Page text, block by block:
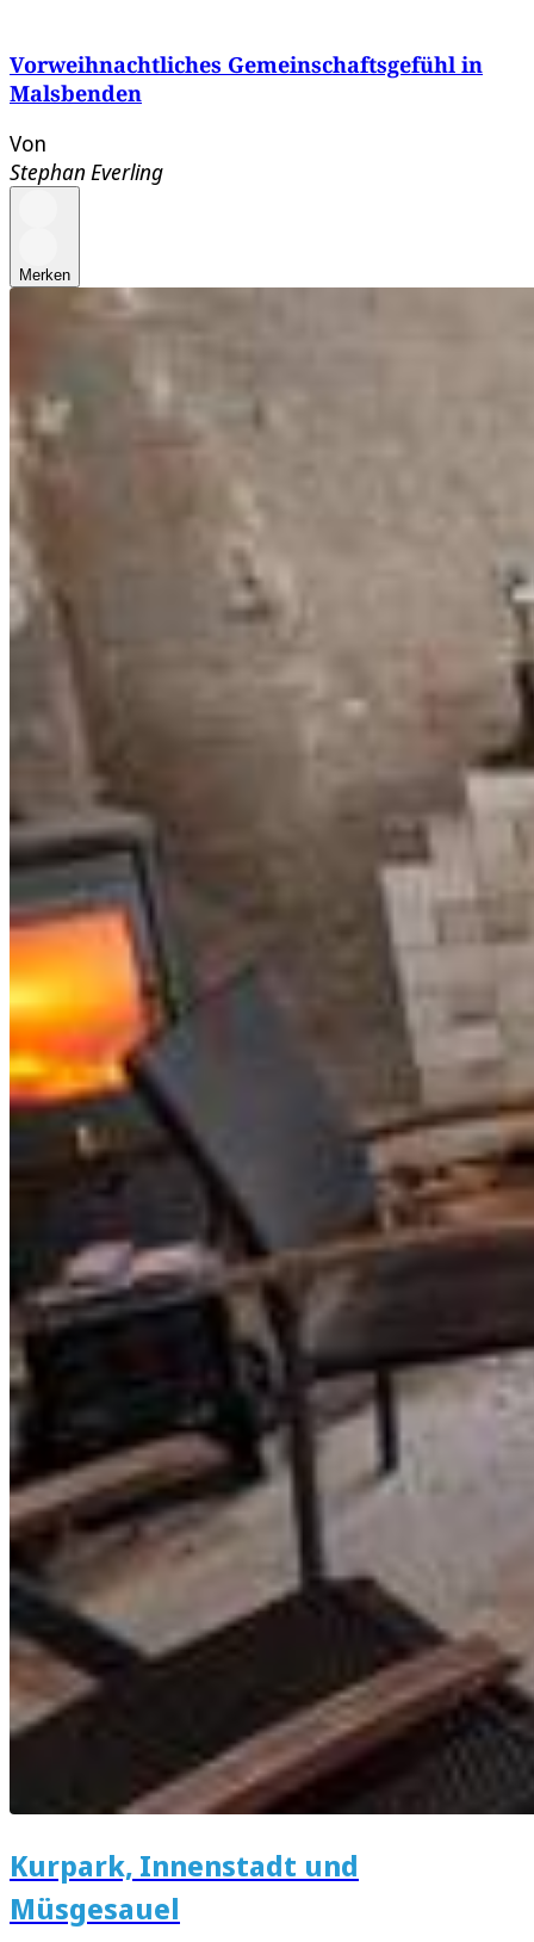
Vorweihnachtliches Gemeinschaftsgefühl in
Malsbenden
Von
Stephan Everling
Merken
Kurpark, Innenstadt und
Müsgesauel